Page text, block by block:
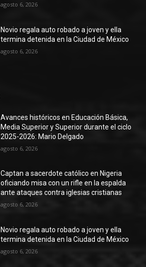
agosto 6, 2026
Novio regala auto robado a joven y ella
termina detenida en la Ciudad de México
agosto 6, 2026
Avances históricos en Educación Básica,
Media Superior y Superior durante el ciclo
2025-2026: Mario Delgado
agosto 6, 2026
Captan a sacerdote católico en Nigeria
oficiando misa con un rifle en la espalda
ante ataques contra iglesias cristianas
agosto 6, 2026
Novio regala auto robado a joven y ella
termina detenida en la Ciudad de México
agosto 6, 2026